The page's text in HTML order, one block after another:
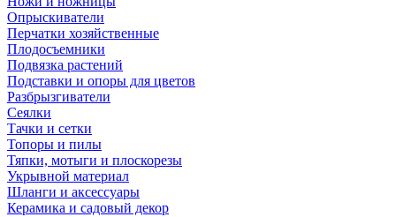
Опрыскиватели
Перчатки хозяйственные
Плодосъемники
Подвязка растений
Подставки и опоры для цветов
Разбрызгиватели
Сеялки
Тачки и сетки
Топоры и пилы
Тяпки, мотыги и плоскорезы
Укрывной материал
Шланги и аксессуары
Керамика и садовый декор